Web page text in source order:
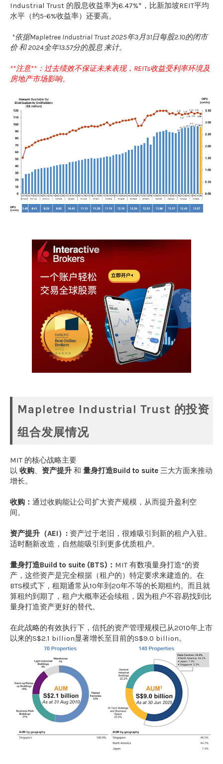
Industrial Trust 的股息收益率为6.47%*，比新加坡REIT平均
水平（约5-6%收益率）还要高。
*依据Mapletree Industrial Trust 2025年3月31日每股2.10的闭市
价 和 2024全年13.57分的股息 来计。
**注意**：过去绩效不保证未来表现，REITs收益受利率环境及
房地产市场影响。
Mapletree Industrial Trust 的投资
组合发展情况
MIT 的核心战略主要
以 收购、 资产提升 和 量身打造Build to suite 三大方面来推动
增长。
收购： 通过收购能让公司扩大资产规模，从而提升盈利空
间。
资产提升（AEI）: 资产过于老旧，很难吸引到新的租户入驻。
适时翻新改造，自然能吸引到更多优质租户。
量身打造Build to suite (BTS)： MIT 有数项量身打造”的资
产，这些资产是完全根据（租户的）特定要求来建造的。在
BTS模式下，租期通常从10年到20年不等的长期租约。而且就
算租约到期了，租户大概率还会续租，因为租户不容易找到比
量身打造资产更好的替代。
在此战略的有效执行下，信托的资产管理规模已从2010年上市
以来的S$2.1 billion显著增长至目前的S$9.0 billion。